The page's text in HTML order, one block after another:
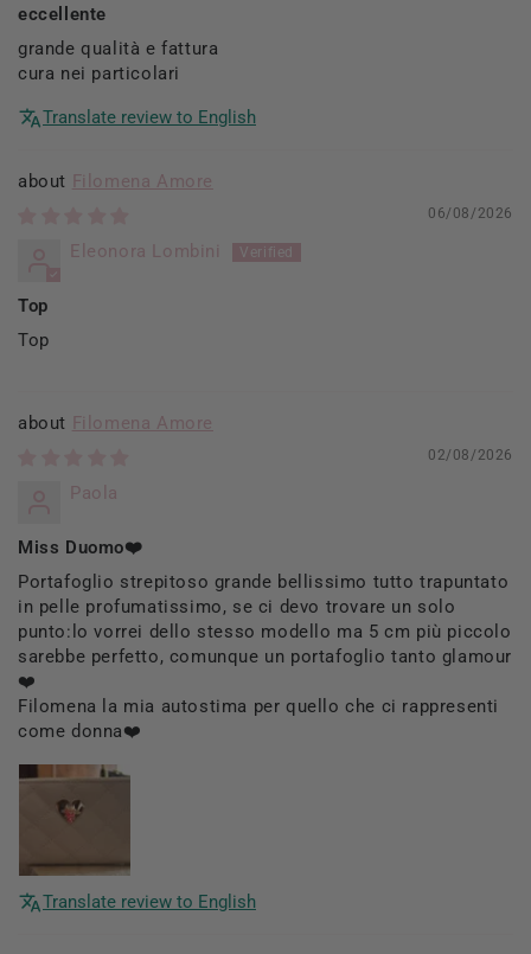
eccellente
grande qualità e fattura
cura nei particolari
Translate review to English
Filomena Amore
06/08/2026
Eleonora Lombini
Top
Top
Filomena Amore
02/08/2026
Paola
Miss Duomo❤️
Portafoglio strepitoso grande bellissimo tutto trapuntato
in pelle profumatissimo, se ci devo trovare un solo
punto:lo vorrei dello stesso modello ma 5 cm più piccolo
sarebbe perfetto, comunque un portafoglio tanto glamour
❤️
Filomena la mia autostima per quello che ci rappresenti
come donna❤️
Translate review to English